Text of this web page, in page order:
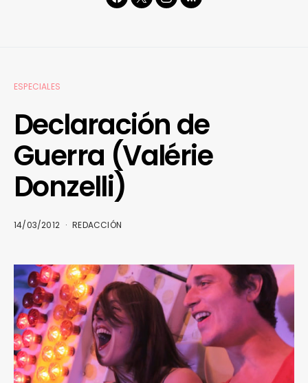
ESPECIALES
Declaración de
Guerra (Valérie
Donzelli)
14/03/2012 REDACCIÓN